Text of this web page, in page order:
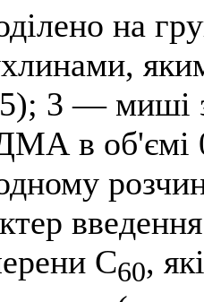
на
яким
3 — миші
в об'ємі
С60,